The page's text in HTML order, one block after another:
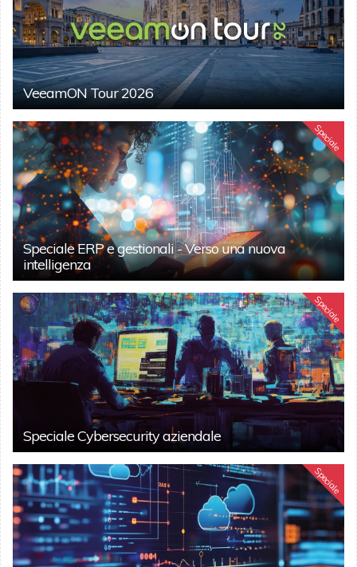
VeeamON Tour 2026
Speciale
Speciale ERP e gestionali - Verso una nuova
intelligenza
Speciale
Speciale Cybersecurity aziendale
Speciale